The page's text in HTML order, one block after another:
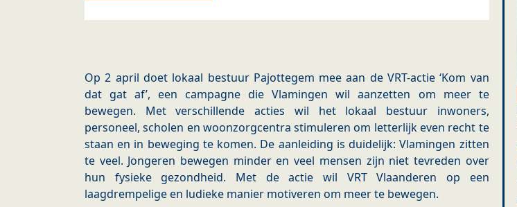
Op 2 april doet lokaal bestuur Pajottegem mee aan de VRT-actie ‘Kom van
dat gat af’, een campagne die Vlamingen wil aanzetten om meer te
bewegen. Met verschillende acties wil het lokaal bestuur inwoners,
personeel, scholen en woonzorgcentra stimuleren om letterlijk even recht te
staan en in beweging te komen. De aanleiding is duidelijk: Vlamingen zitten
te veel. Jongeren bewegen minder en veel mensen zijn niet tevreden over
hun fysieke gezondheid. Met de actie wil VRT Vlaanderen op een
laagdrempelige en ludieke manier motiveren om meer te bewegen.